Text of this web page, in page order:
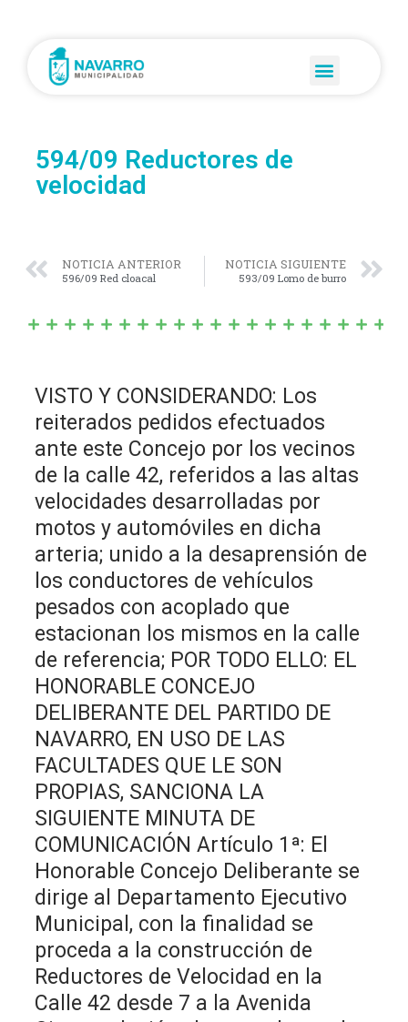
594/09 Reductores de
velocidad
NOTICIA ANTERIOR
596/09 Red cloacal
NOTICIA SIGUIENTE
593/09 Lomo de burro
VISTO Y CONSIDERANDO: Los
reiterados pedidos efectuados
ante este Concejo por los vecinos
de la calle 42, referidos a las altas
velocidades desarrolladas por
motos y automóviles en dicha
arteria; unido a la desaprensión de
los conductores de vehículos
pesados con acoplado que
estacionan los mismos en la calle
de referencia; POR TODO ELLO: EL
HONORABLE CONCEJO
DELIBERANTE DEL PARTIDO DE
NAVARRO, EN USO DE LAS
FACULTADES QUE LE SON
PROPIAS, SANCIONA LA
SIGUIENTE MINUTA DE
COMUNICACIÓN Artículo 1ª: El
Honorable Concejo Deliberante se
dirige al Departamento Ejecutivo
Municipal, con la finalidad se
proceda a la construcción de
Reductores de Velocidad en la
Calle 42 desde 7 a la Avenida